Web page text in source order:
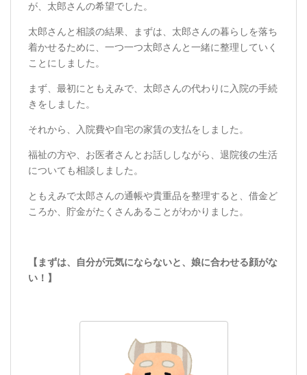
が、太郎さんの希望でした。
太郎さんと相談の結果、まずは、太郎さんの暮らしを落ち
着かせるために、一つ一つ太郎さんと一緒に整理していく
ことにしました。
まず、最初にともえみで、太郎さんの代わりに入院の手続
きをしました。
それから、入院費や自宅の家賃の支払をしました。
福祉の方や、お医者さんとお話ししながら、退院後の生活
についても相談しました。
ともえみで太郎さんの通帳や貴重品を整理すると、借金ど
ころか、貯金がたくさんあることがわかりました。
【まずは、自分が元気にならないと、娘に合わせる顔がな
い！】